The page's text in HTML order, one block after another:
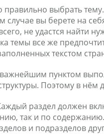
выбрать
случае вы берете на
не удастся найти
темы все же
текстом
пунктом
Поэтому в
раздел должен
так и по
и подразделов